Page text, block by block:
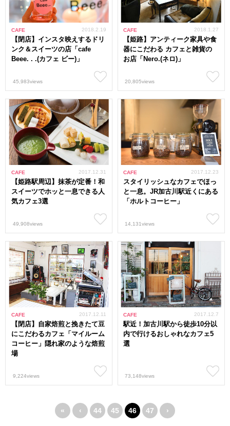
CAFE
【閉店】インスタ映えするドリ
ンク＆スイーツの店「cafe
Beee. . .(カフェ ビー)」
2018.2.19
45,983views
CAFE
【姫路】アンティーク家具や食
器にこだわる カフェと雑貨の
お店「Nero.(ネロ)」
2018.1.27
20,805views
CAFE
【姫路駅周辺】抹茶が定番！和
スイーツでホッと一息できる人
気カフェ3選
2017.12.31
49,908views
CAFE
スタイリッシュなカフェでほっ
と一息。JR加古川駅近くにある
「ホルトコーヒー」
2017.12.23
14,131views
CAFE
【閉店】自家焙煎と挽きたて豆
にこだわるカフェ「マイルーム
コーヒー」隠れ家のような焙煎
場
2017.12.11
9,224views
CAFE
駅近！加古川駅から徒歩10分以
内で行けるおしゃれなカフェ5
選
2017.12.7
73,148views
« ‹ 44 45 46 47 ›